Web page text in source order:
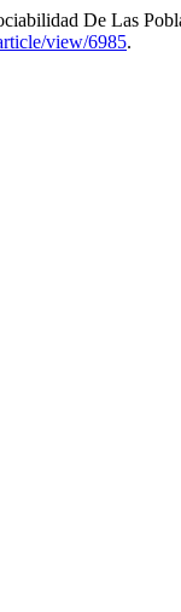
De Las
view/6985.